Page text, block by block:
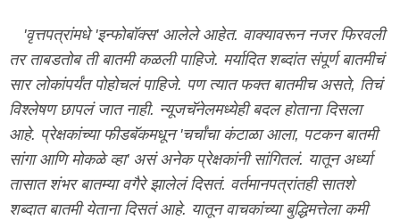
'वृत्तपत्रांमधे 'इन्फोबॉक्स' आलेले आहेत. वाक्यावरून नजर फिरवली
तर ताबडतोब ती बातमी कळली पाहिजे. मर्यादित शब्दांत संपूर्ण बातमीचं
सार लोकांपर्यंत पोहोचलं पाहिजे. पण त्यात फक्त बातमीच असते, तिचं
विश्लेषण छापलं जात नाही. न्यूजचॅनेलमध्येही बदल होताना दिसला
आहे. प्रेक्षकांच्या फीडबॅकमधून 'चर्चांचा कंटाळा आला, पटकन बातमी
सांगा आणि मोकळे व्हा' असं अनेक प्रेक्षकांनी सांगितलं. यातून अर्ध्या
तासात शंभर बातम्या वगैरे झालेलं दिसतं. वर्तमानपत्रांतही सातशे
शब्दात बातमी येताना दिसतं आहे. यातून वाचकांच्या बुद्धिमत्तेला कमी